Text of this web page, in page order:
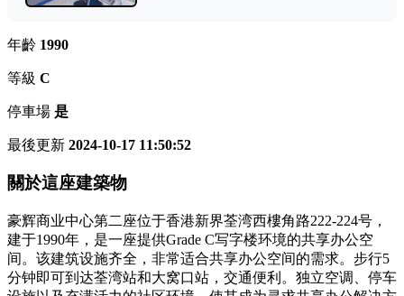
年齡 1990
等級 C
停車場 是
最後更新 2024-10-17 11:50:52
關於這座建築物
豪辉商业中心第二座位于香港新界荃湾西樓角路222-224号，
建于1990年，是一座提供Grade C写字楼环境的共享办公空
间。该建筑设施齐全，非常适合共享办公空间的需求。步行5
分钟即可到达荃湾站和大窝口站，交通便利。独立空调、停车